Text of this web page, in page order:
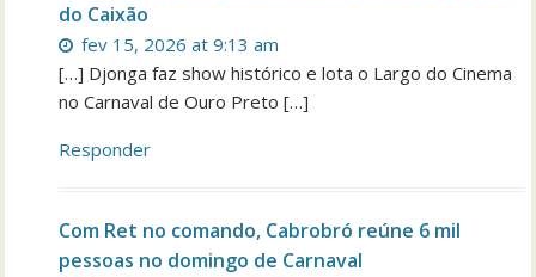
do Caixão
fev 15, 2026 at 9:13 am
[…] Djonga faz show histórico e lota o Largo do Cinema
no Carnaval de Ouro Preto […]
Responder
Com Ret no comando, Cabrobró reúne 6 mil
pessoas no domingo de Carnaval